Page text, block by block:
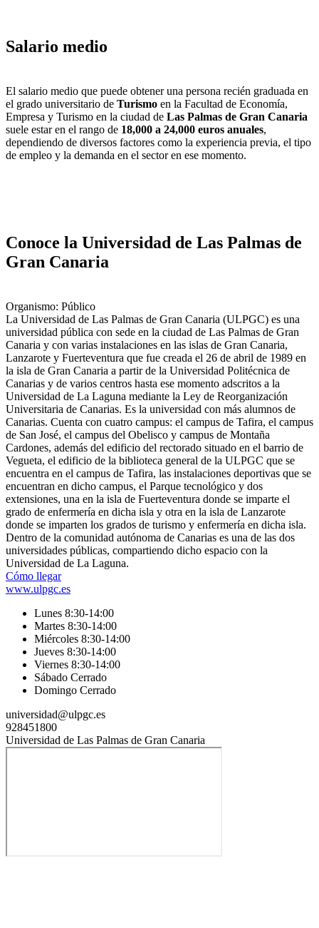
Salario medio
El salario medio que puede obtener una persona recién graduada en
el grado universitario de Turismo en la Facultad de Economía,
Empresa y Turismo en la ciudad de Las Palmas de Gran Canaria
suele estar en el rango de 18,000 a 24,000 euros anuales,
dependiendo de diversos factores como la experiencia previa, el tipo
de empleo y la demanda en el sector en ese momento.
Conoce la Universidad de Las Palmas de
Gran Canaria
Organismo: Público
La Universidad de Las Palmas de Gran Canaria (ULPGC) es una
universidad pública con sede en la ciudad de Las Palmas de Gran
Canaria y con varias instalaciones en las islas de Gran Canaria,
Lanzarote y Fuerteventura que fue creada el 26 de abril de 1989 en
la isla de Gran Canaria a partir de la Universidad Politécnica de
Canarias y de varios centros hasta ese momento adscritos a la
Universidad de La Laguna mediante la Ley de Reorganización
Universitaria de Canarias. Es la universidad con más alumnos de
Canarias. Cuenta con cuatro campus: el campus de Tafira, el campus
de San José, el campus del Obelisco y campus de Montaña
Cardones, además del edificio del rectorado situado en el barrio de
Vegueta, el edificio de la biblioteca general de la ULPGC que se
encuentra en el campus de Tafira, las instalaciones deportivas que se
encuentran en dicho campus, el Parque tecnológico y dos
extensiones, una en la isla de Fuerteventura donde se imparte el
grado de enfermería en dicha isla y otra en la isla de Lanzarote
donde se imparten los grados de turismo y enfermería en dicha isla.
Dentro de la comunidad autónoma de Canarias es una de las dos
universidades públicas, compartiendo dicho espacio con la
Universidad de La Laguna.
Cómo llegar
www.ulpgc.es
Lunes 8:30-14:00
Martes 8:30-14:00
Miércoles 8:30-14:00
Jueves 8:30-14:00
Viernes 8:30-14:00
Sábado Cerrado
Domingo Cerrado
universidad@ulpgc.es
928451800
Universidad de Las Palmas de Gran Canaria